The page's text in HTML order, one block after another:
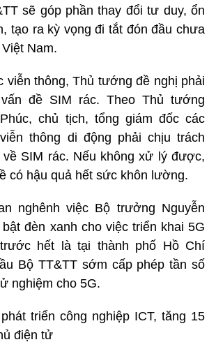
sẽ góp phần thay đổi tư duy, ổn
tạo ra kỳ vọng đi tắt đón đầu chưa
Nam.
thông, Thủ tướng đề nghị phải
đề SIM rác. Theo Thủ tướng
chủ tịch, tổng giám đốc các
thông di động phải chịu trách
về SIM rác. Nếu không xử lý được,
có hậu quả hết sức khôn lường.
nghênh việc Bộ trưởng Nguyễn
đèn xanh cho việc triển khai 5G
hết là tại thành phố Hồ Chí
Bộ TT&TT sớm cấp phép tần số
nghiệm cho 5G.
triển công nghiệp ICT, tăng 15
điện tử